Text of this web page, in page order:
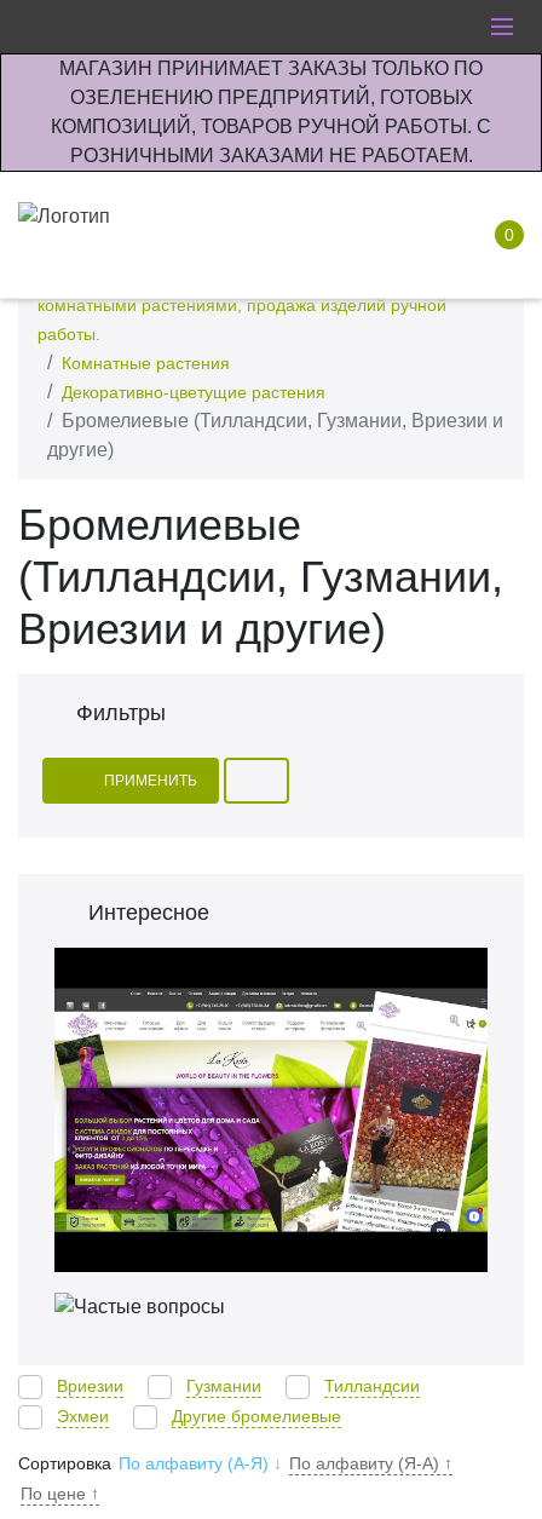
МАГАЗИН ПРИНИМАЕТ ЗАКАЗЫ ТОЛЬКО ПО
ОЗЕЛЕНЕНИЮ ПРЕДПРИЯТИЙ, ГОТОВЫХ
КОМПОЗИЦИЙ, ТОВАРОВ РУЧНОЙ РАБОТЫ. С
РОЗНИЧНЫМИ ЗАКАЗАМИ НЕ РАБОТАЕМ.
0
комнатными растениями, продажа изделий ручной
работы.
Комнатные растения
Декоративно-цветущие растения
Бромелиевые (Тилландсии, Гузмании, Вриезии и
другие)
Бромелиевые
(Тилландсии, Гузмании,
Вриезии и другие)
Фильтры
ПРИМЕНИТЬ
Интересное
Вриезии Гузмании
Тилландсии
Эхмеи
Другие бромелиевые
Сортировка По алфавиту (А-Я) ↓ По алфавиту (Я-А) ↑
По цене ↑